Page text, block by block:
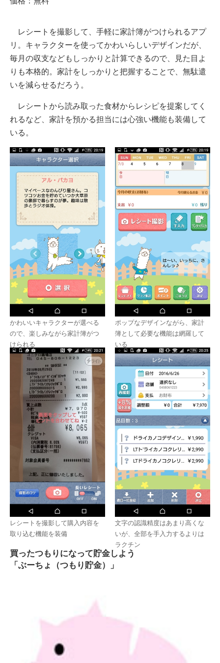
レシートを撮影して、手軽に家計簿がつけられるアプ
リ。キャラクターを使ってかわいらしいデザインだが、
毎月の収支などもしっかりと計算できるので、見た目よ
りも本格的。家計をしっかりと把握することで、無駄遣
いを減らせるだろう。
レシートから読み取った食材からレシピを提案してく
れるなど、家計を預かる担当には心強い機能も装備して
いる。
かわいいキャラクターが選べる
ので、楽しみながら家計簿がつ
けられる
ポップなデザインながら、家計
簿として必要な機能は網羅して
いる
レシートを撮影して購入内容を
取り込む機能を装備
文字の認識精度はあまり高くな
いが、全部を手入力するよりは
ラクチン
買ったつもりになって貯金しよう
「ぶーちょ（つもり貯金）」